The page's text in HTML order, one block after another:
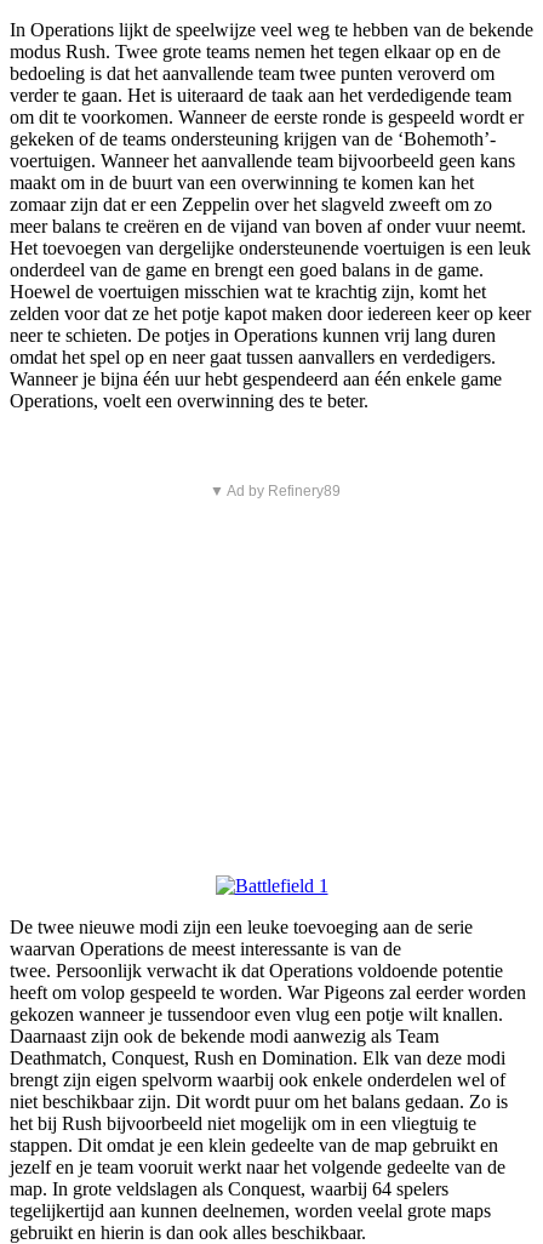
In Operations lijkt de speelwijze veel weg te hebben van de bekende
modus Rush. Twee grote teams nemen het tegen elkaar op en de
bedoeling is dat het aanvallende team twee punten veroverd om
verder te gaan. Het is uiteraard de taak aan het verdedigende team
om dit te voorkomen. Wanneer de eerste ronde is gespeeld wordt er
gekeken of de teams ondersteuning krijgen van de ‘Bohemoth’-
voertuigen. Wanneer het aanvallende team bijvoorbeeld geen kans
maakt om in de buurt van een overwinning te komen kan het
zomaar zijn dat er een Zeppelin over het slagveld zweeft om zo
meer balans te creëren en de vijand van boven af onder vuur neemt.
Het toevoegen van dergelijke ondersteunende voertuigen is een leuk
onderdeel van de game en brengt een goed balans in de game.
Hoewel de voertuigen misschien wat te krachtig zijn, komt het
zelden voor dat ze het potje kapot maken door iedereen keer op keer
neer te schieten. De potjes in Operations kunnen vrij lang duren
omdat het spel op en neer gaat tussen aanvallers en verdedigers.
Wanneer je bijna één uur hebt gespendeerd aan één enkele game
Operations, voelt een overwinning des te beter.
▼ Ad by Refinery89
De twee nieuwe modi zijn een leuke toevoeging aan de serie
waarvan Operations de meest interessante is van de
twee. Persoonlijk verwacht ik dat Operations voldoende potentie
heeft om volop gespeeld te worden. War Pigeons zal eerder worden
gekozen wanneer je tussendoor even vlug een potje wilt knallen.
Daarnaast zijn ook de bekende modi aanwezig als Team
Deathmatch, Conquest, Rush en Domination. Elk van deze modi
brengt zijn eigen spelvorm waarbij ook enkele onderdelen wel of
niet beschikbaar zijn. Dit wordt puur om het balans gedaan. Zo is
het bij Rush bijvoorbeeld niet mogelijk om in een vliegtuig te
stappen. Dit omdat je een klein gedeelte van de map gebruikt en
jezelf en je team vooruit werkt naar het volgende gedeelte van de
map. In grote veldslagen als Conquest, waarbij 64 spelers
tegelijkertijd aan kunnen deelnemen, worden veelal grote maps
gebruikt en hierin is dan ook alles beschikbaar.